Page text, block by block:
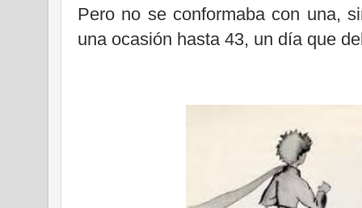
Pero no se conformaba con una,
una ocasión hasta 43, un día que